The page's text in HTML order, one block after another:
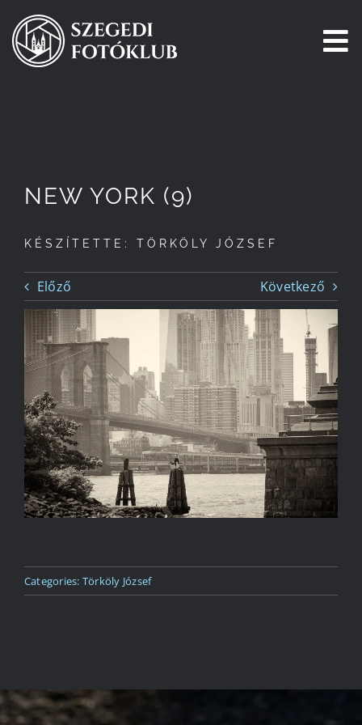
Kihagyás
Pályázatok
Tagjaink
Csatlakozz!
Történetünk
Kapcsolat
NEW YORK (9)
KÉSZÍTETTE: TÖRKÖLY JÓZSEF
Előző Következő
Categories: Törköly József